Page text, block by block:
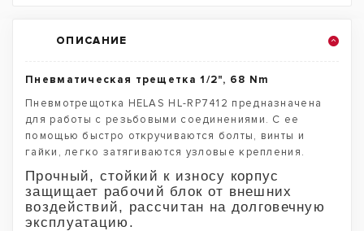
ОПИСАНИЕ
Пневматическая трещетка 1/2", 68 Nm
Пневмотрещотка HELAS HL-RP7412 предназначена
для работы с резьбовыми соединениями. С ее
помощью быстро откручиваются болты, винты и
гайки, легко затягиваются узловые крепления.
Прочный, стойкий к износу корпус
защищает рабочий блок от внешних
воздействий, рассчитан на долговечную
эксплуатацию.